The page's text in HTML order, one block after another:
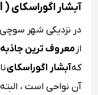
آبشار اگوراسکای ( Agursky waterfall )
در نزدیکی شهر سوچی
از معروف ترین
کهآبشار اگوراسکای
آن نواحی است ، البته